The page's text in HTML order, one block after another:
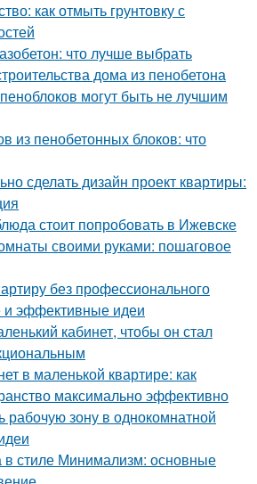
как отмыть грунтовку с
что лучше выбрать
дома из пенобетона
могут быть не лучшим
из пенобетонных блоков: что
сделать дизайн проект квартиры:
стоит попробовать в Ижевске
своими руками: пошаговое
без профессионального
и эффективные идеи
кабинет, чтобы он стал
в маленькой квартире: как
максимально эффективно
рабочую зону в однокомнатной
в стиле Минимализм: основные